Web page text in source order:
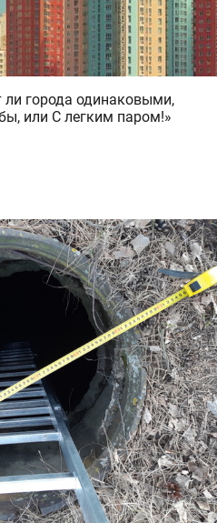
ли города одинаковыми,
или С легким паром!»